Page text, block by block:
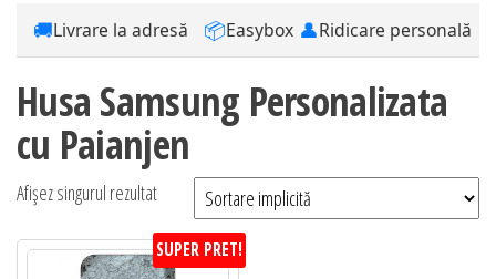
🚚Livrare la adresă 📦Easybox 👤Ridicare personală
Husa Samsung Personalizata
cu Paianjen
Afișez singurul rezultat
SUPER PRET!